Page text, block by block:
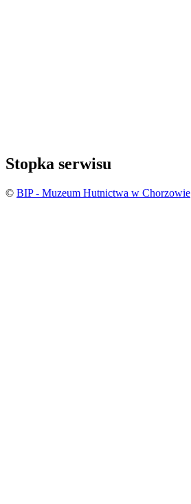
Stopka serwisu
© BIP - Muzeum Hutnictwa w Chorzowie